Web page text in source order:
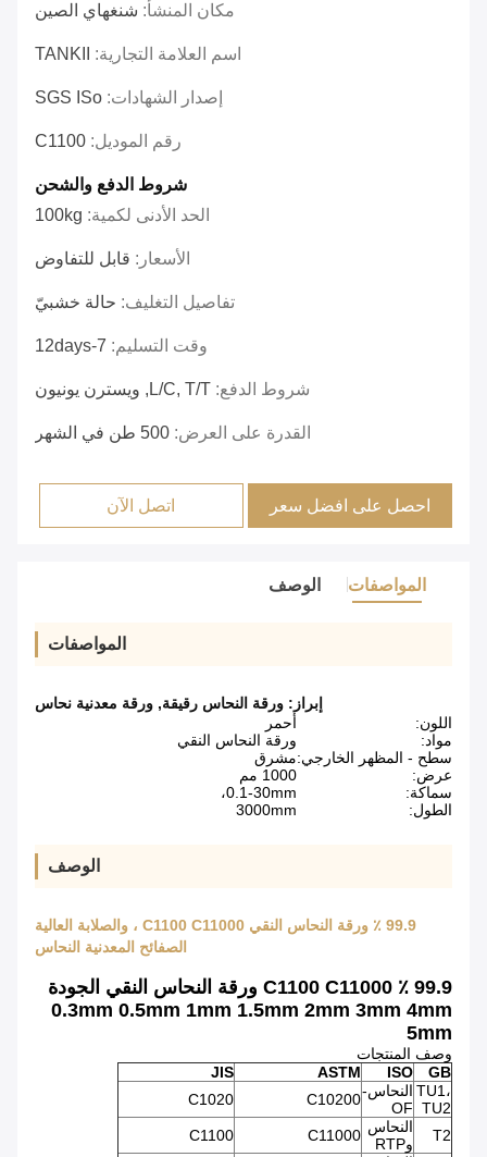
مكان المنشأ: شنغهاي الصين
اسم العلامة التجارية: TANKII
إصدار الشهادات: SGS ISo
رقم الموديل: C1100
شروط الدفع والشحن
الحد الأدنى لكمية: 100kg
الأسعار: قابل للتفاوض
تفاصيل التغليف: حالة خشبيّ
وقت التسليم: 7-12days
شروط الدفع: L/C, T/T, ويسترن يونيون
القدرة على العرض: 500 طن في الشهر
احصل على افضل سعر اتصل الآن
المواصفات الوصف
المواصفات
إبراز: ورقة النحاس رقيقة, ورقة معدنية نحاس
اللون:
أحمر
مواد:
ورقة النحاس النقي
سطح - المظهر الخارجي:مشرق
عرض:
1000 مم
سماكة:
0.1-30mm،
الطول:
3000mm
الوصف
99.9 ٪ ورقة النحاس النقي C1100 C11000 ، والصلابة العالية
الصفائح المعدنية النحاس
99.9 ٪ C1100 C11000 ورقة النحاس النقي الجودة
0.3mm 0.5mm 1mm 1.5mm 2mm 3mm 4mm
5mm
وصف المنتجات
GB
ISO
ASTM
JIS
TU1،
TU2
النحاس-
OF
C10200
C1020
T2
النحاس
وRTP
C11000
C1100